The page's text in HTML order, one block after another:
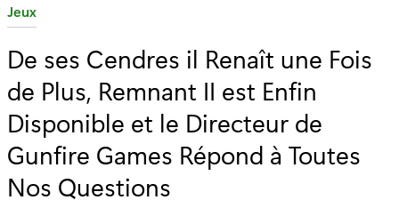
C
t
g
o
r
i
e
Jeux
De ses Cendres il Renaît une Fois
de Plus, Remnant II est Enfin
Disponible et le Directeur de
Gunfire Games Répond à Toutes
Nos Questions